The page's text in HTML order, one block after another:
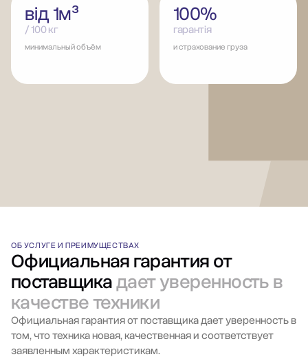
від 1м³
/ 100 кг
минимальный объём
100%
гарантія
и страхование груза
ОБ УСЛУГЕ И ПРЕИМУЩЕСТВАХ
Официальная гарантия от
поставщикадает уверенность в
качестве техники
Официальная гарантия от поставщика дает уверенность в
том, что техника новая, качественная и соответствует
заявленным характеристикам.